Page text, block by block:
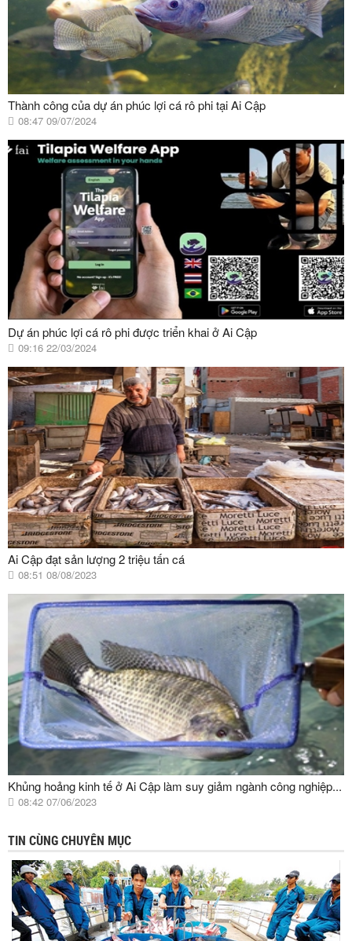
Thành công của dự án phúc lợi cá rô phi tại Ai Cập
08:47 09/07/2024
Dự án phúc lợi cá rô phi được triển khai ở Ai Cập
09:16 22/03/2024
Ai Cập đạt sản lượng 2 triệu tấn cá
08:51 08/08/2023
Khủng hoảng kinh tế ở Ai Cập làm suy giảm ngành công nghiệp...
08:42 07/06/2023
TIN CÙNG CHUYÊN MỤC